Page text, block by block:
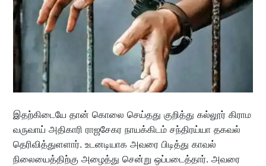
இதற்கிடையே தான் கொலை செய்தது குறித்து கல்லூர் கிராம
வருவாய் அதிகாரி ராஜசேகர நாயக்கிடம் சந்திரய்யா தகவல்
தெரிவித்துளளார். உடனடியாக அவரை பிடித்து காவல்
நிலையைத்திற்கு அழைத்து சென்று ஒப்படைத்தார். அவரை